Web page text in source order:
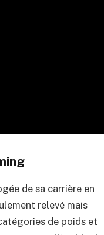
de sa carrière en
relevé mais
de poids et